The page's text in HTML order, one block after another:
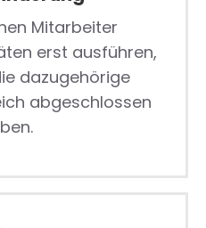
Mitarbeiter
erst ausführen,
dazugehörige
abgeschlossen